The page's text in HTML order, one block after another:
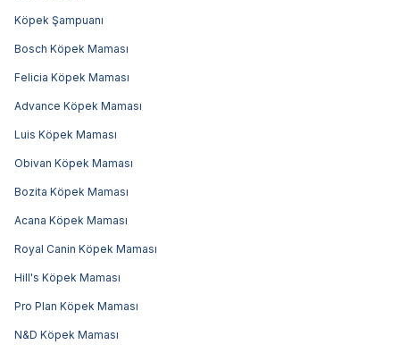
Köpek Şampuanı
Bosch Köpek Maması
Felicia Köpek Maması
Advance Köpek Maması
Luis Köpek Maması
Obivan Köpek Maması
Bozita Köpek Maması
Acana Köpek Maması
Royal Canin Köpek Maması
Hill's Köpek Maması
Pro Plan Köpek Maması
N&D Köpek Maması